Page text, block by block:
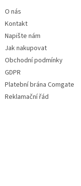
O nás
Kontakt
Napište nám
Jak nakupovat
Obchodní podmínky
GDPR
Platební brána Comgate
Reklamační řád